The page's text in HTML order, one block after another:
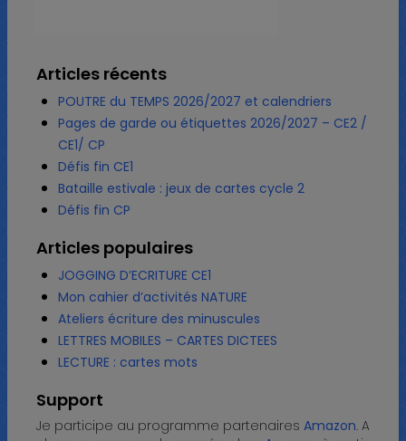
Articles récents
POUTRE du TEMPS 2026/2027 et calendriers
Pages de garde ou étiquettes 2026/2027 – CE2 /
CE1/ CP
Défis fin CE1
Bataille estivale : jeux de cartes cycle 2
Défis fin CP
Articles populaires
JOGGING D’ECRITURE CE1
Mon cahier d’activités NATURE
Ateliers écriture des minuscules
LETTRES MOBILES – CARTES DICTEES
LECTURE : cartes mots
Support
Je participe au programme partenaires Amazon. A